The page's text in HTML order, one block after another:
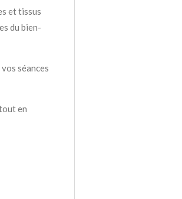
et tissus
du bien-
séances
en